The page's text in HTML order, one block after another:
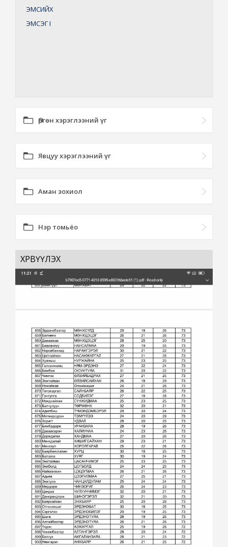
ЭМСИЙХ
ЭМСЭГI
Өргөн хэрэглээний үг
Явцуу хэрэглээний үг
Аман зохиол
Нэр томьёо
ХӨРВҮҮЛЭХ